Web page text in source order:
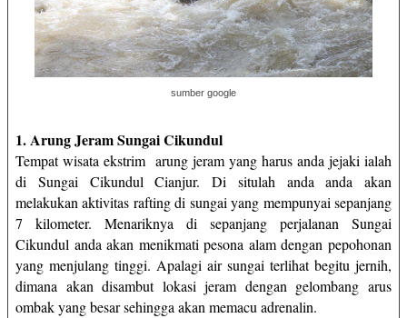
sumber google
1. Arung Jeram Sungai Cikundul
Tempat wisata ekstrim arung jeram yang harus anda jejaki ialah
di Sungai Cikundul Cianjur. Di situlah anda anda akan
melakukan aktivitas rafting di sungai yang mempunyai sepanjang
7 kilometer. Menariknya di sepanjang perjalanan Sungai
Cikundul anda akan menikmati pesona alam dengan pepohonan
yang menjulang tinggi. Apalagi air sungai terlihat begitu jernih,
dimana akan disambut lokasi jeram dengan gelombang arus
ombak yang besar sehingga akan memacu adrenalin.